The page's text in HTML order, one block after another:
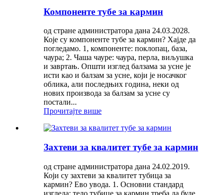
Компоненте тубе за кармин
од стране администратора дана 24.03.2028.
Које су компоненте тубе за кармин? Хајде да
погледамо. 1, компоненте: поклопац, база,
чаура; 2. Чаша чауре: чаура, перла, виљушка
и завртањ. Општи изглед балзама за усне је
исти као и балзам за усне, који је носачког
облика, али последњих година, неки од
нових производа за балзам за усне су
постали...
Прочитајте више
Захтеви за квалитет тубе за кармин
од стране администратора дана 24.02.2019.
Који су захтеви за квалитет тубица за
кармин? Ево увода. 1. Основни стандард
изгледа: тело тубице за кармин треба да буде